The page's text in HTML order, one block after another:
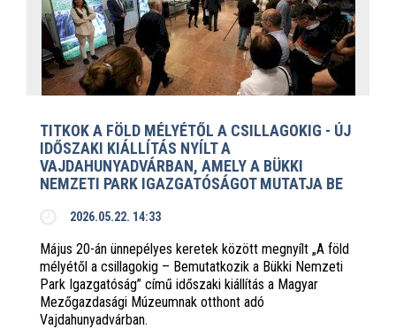
TITKOK A FÖLD MÉLYÉTŐL A CSILLAGOKIG - ÚJ
IDŐSZAKI KIÁLLÍTÁS NYÍLT A
VAJDAHUNYADVÁRBAN, AMELY A BÜKKI
NEMZETI PARK IGAZGATÓSÁGOT MUTATJA BE
2026.05.22. 14:33
Május 20-án ünnepélyes keretek között megnyílt „A föld
mélyétől a csillagokig – Bemutatkozik a Bükki Nemzeti
Park Igazgatóság” című időszaki kiállítás a Magyar
Mezőgazdasági Múzeumnak otthont adó
Vajdahunyadvárban.